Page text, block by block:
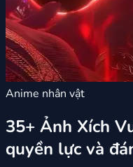
Anime nhân vật
35+ Ảnh Xích
quyền lực và